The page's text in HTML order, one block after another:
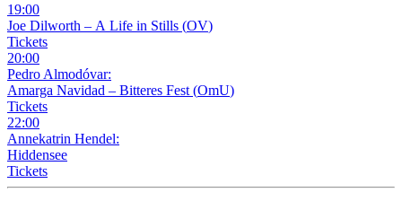
19:00
Joe Dilworth – A Life in Stills (OV)
Tickets
20:00
Pedro Almodóvar:
Amarga Navidad – Bitteres Fest (OmU)
Tickets
22:00
Annekatrin Hendel:
Hiddensee
Tickets